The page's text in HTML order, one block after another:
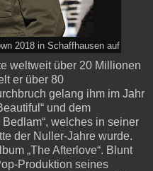
2018 in Schaffhausen auf
weltweit über 20 Millionen
er über 80
gelang ihm im Jahr
und dem
welches in seiner
der Nuller-Jahre wurde.
„The Afterlove“. Blunt
Produktion seines